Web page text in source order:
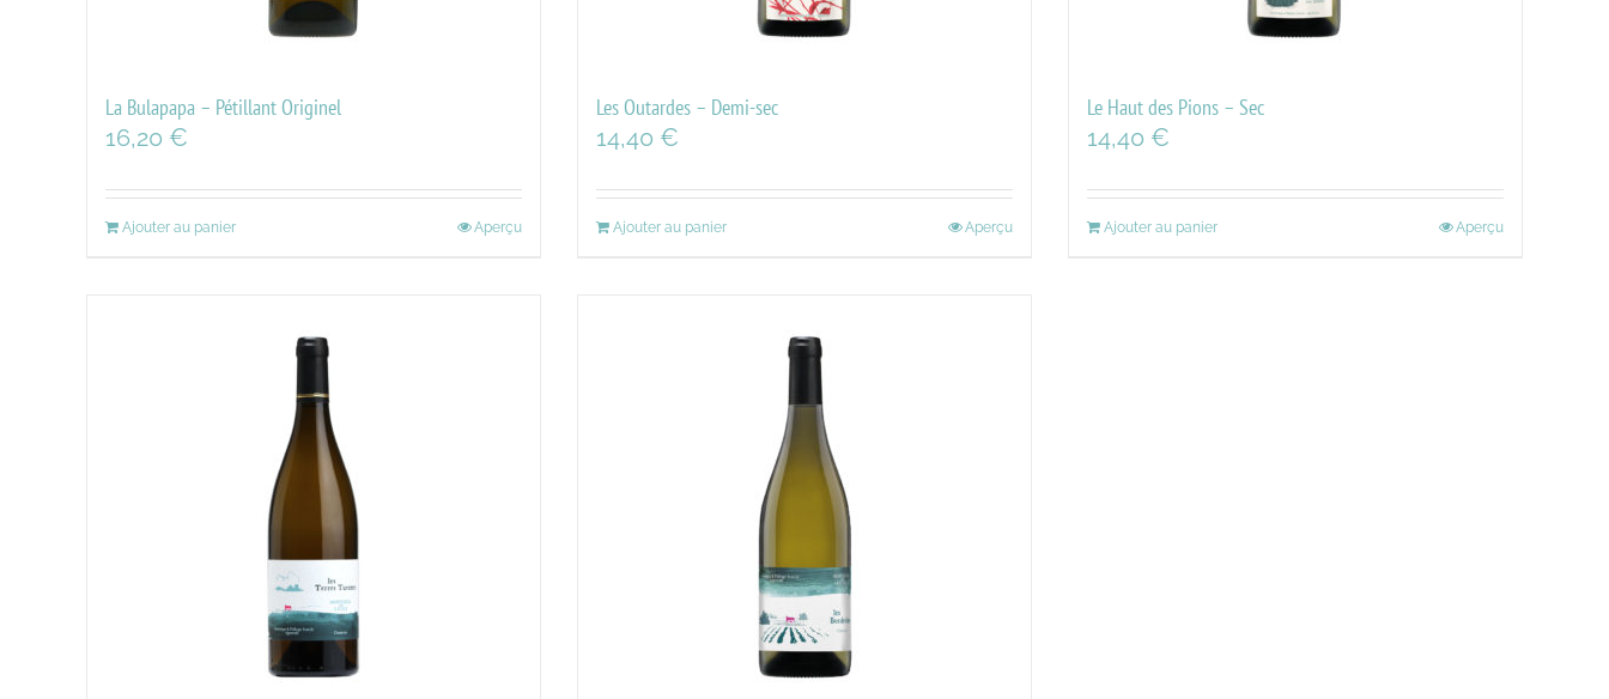
La Bulapapa – Pétillant Originel
16,20 €
Ajouter au panier Aperçu
Les Outardes – Demi-sec
14,40 €
Ajouter au panier Aperçu
Le Haut des Pions – Sec
14,40 €
Ajouter au panier Aperçu